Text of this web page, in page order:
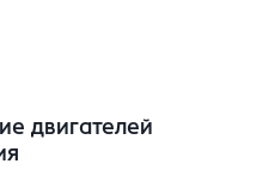
двигателей